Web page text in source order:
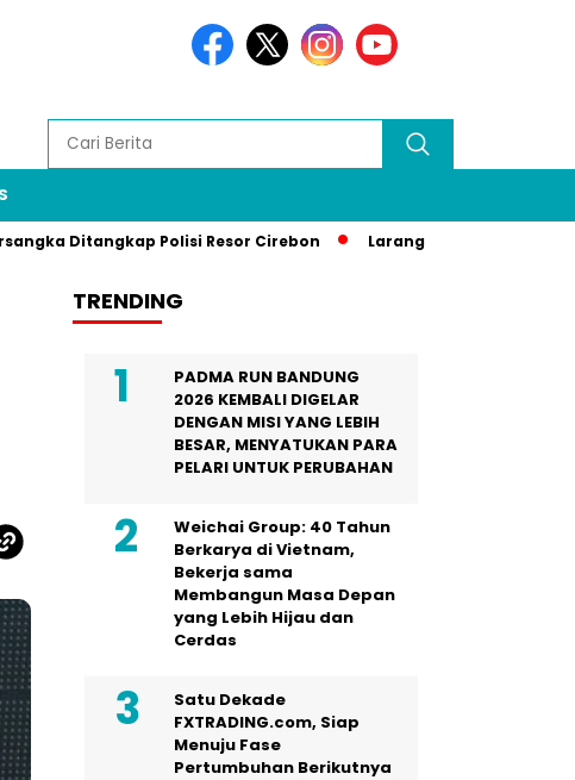
Polisi Resor Cirebon Larang Liputan Media Lokal di
TRENDING
PADMA RUN BANDUNG
2026 KEMBALI DIGELAR
DENGAN MISI YANG LEBIH
BESAR, MENYATUKAN PARA
PELARI UNTUK PERUBAHAN
Weichai Group: 40 Tahun
Berkarya di Vietnam,
Bekerja sama
Membangun Masa Depan
yang Lebih Hijau dan
Cerdas
Satu Dekade
FXTRADING.com, Siap
Menuju Fase
Pertumbuhan Berikutnya